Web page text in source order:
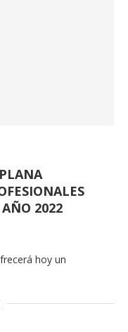
2022
hoy un